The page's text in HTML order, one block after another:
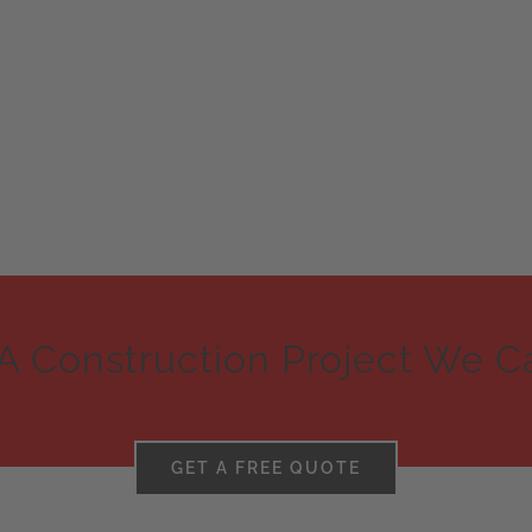
Construction Project We
GET A FREE QUOTE